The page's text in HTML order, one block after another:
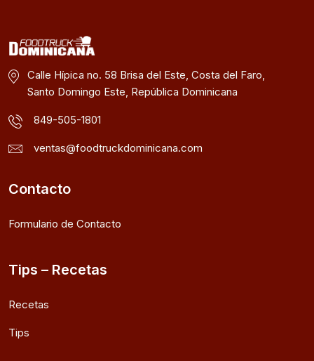
Calle Hípica no. 58 Brisa del Este, Costa del Faro,
Santo Domingo Este, República Dominicana
849-505-1801
ventas@foodtruckdominicana.com
Contacto
Formulario de Contacto
Tips – Recetas
Recetas
Tips